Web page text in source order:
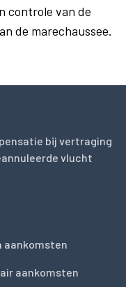
controle van de
de marechaussee.
bij vertraging
vlucht
aankomsten
aankomsten